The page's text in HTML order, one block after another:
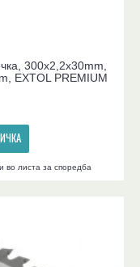
300x2,2x30mm,
EXTOL PREMIUM
во листа за споредба